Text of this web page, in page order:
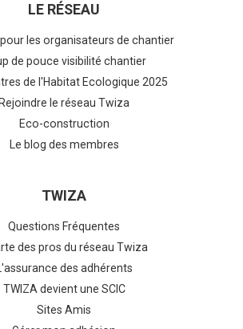
LE RÉSEAU
les organisateurs de chantier
de pouce visibilité chantier
de l'Habitat Ecologique 2025
Rejoindre le réseau Twiza
Eco-construction
Le blog des membres
TWIZA
Questions Fréquentes
des pros du réseau Twiza
L'assurance des adhérents
TWIZA devient une SCIC
Sites Amis